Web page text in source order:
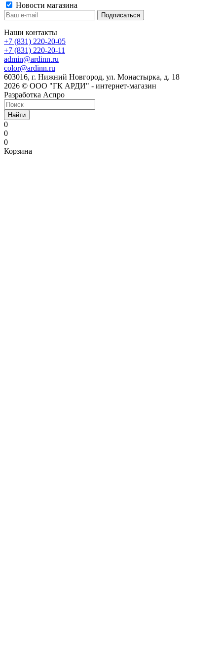
Новости магазина
Наши контакты
+7 (831) 220-20-05
+7 (831) 220-20-11
admin@ardinn.ru
color@ardinn.ru
603016, г. Нижний Новгород, ул. Монастырка, д. 18
2026 © ООО "ГК АРДИ" - интернет-магазин
Разработка Аспро
Найти
0
0
0
Корзина